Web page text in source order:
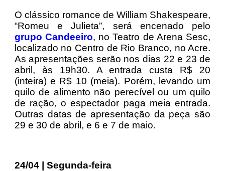
O clássico romance de William Shakespeare,
“Romeu e Julieta”, será encenado pelo
grupo Candeeiro, no Teatro de Arena Sesc,
localizado no Centro de Rio Branco, no Acre.
As apresentações serão nos dias 22 e 23 de
abril, às 19h30. A entrada custa R$ 20
(inteira) e R$ 10 (meia). Porém, levando um
quilo de alimento não perecível ou um quilo
de ração, o espectador paga meia entrada.
Outras datas de apresentação da peça são
29 e 30 de abril, e 6 e 7 de maio.
24/04 | Segunda-feira